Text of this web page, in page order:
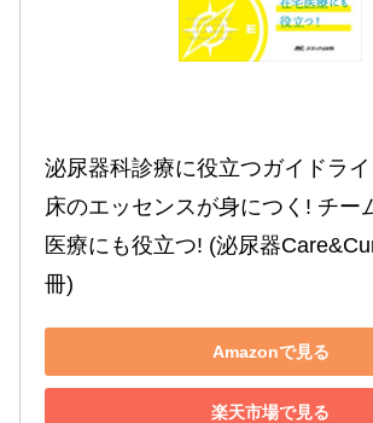
泌尿器科診療に役立つガイドラ
床のエッセンスが身につく! チー
医療にも役立つ! (泌尿器
冊)
Amazonで見る
楽天市場で見る